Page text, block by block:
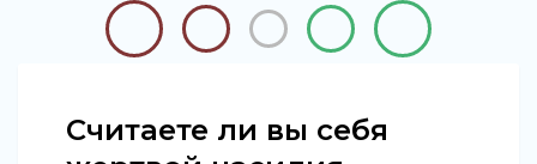
Считаете ли вы себя